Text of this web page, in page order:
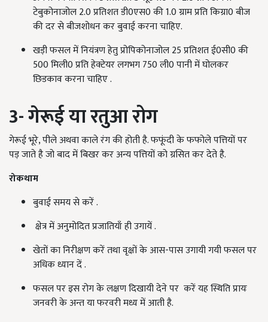
टेबुकोनाजोल 2.0 प्रतिशत डी0एस0 की 1.0 ग्राम प्रति किग्रा0 बीज
की दर से बीजशोधन कर बुवाई करना चाहिए.
खड़ी फसल में नियंत्रण हेतु प्रोपिकोनाजोल 25 प्रतिशत ई0सी0 की
500 मिली0 प्रति हेक्टेयर लगभग 750 ली0 पानी में घोलकर
छिडकाव करना चाहिए .
3- गेरूई या रतुआ रोग
गेरूई भूरे, पीले अथवा काले रंग की होती है. फफूंदी के फफोले पत्तियों पर
पड़ जाते है जो बाद में बिखर कर अन्य पत्तियों को ग्रसित कर देते है.
रोकथाम
बुवाई समय से करें .
क्षेत्र में अनुमोदित प्रजातियाँ ही उगायें .
खेतों का निरीक्षण करें तथा वृक्षों के आस-पास उगायी गयी फसल पर
अधिक ध्यान दें .
फसल पर इस रोग के लक्षण दिखायी देने पर करें यह स्थिति प्रायः
जनवरी के अन्त या फरवरी मध्य में आती है.